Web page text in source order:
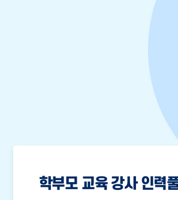
학부모 교육 강사 인력